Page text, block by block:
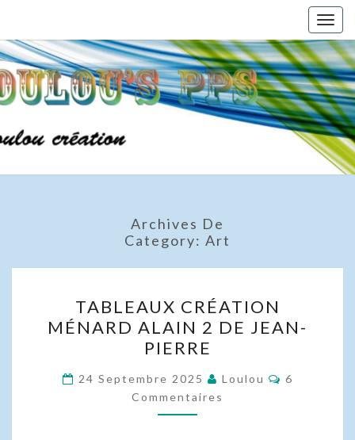
content
Archives De
Category: Art
CRÉATION
MÉNARD
ALAIN
2
DE
JEAN-
TABLEAUX CRÉATION
MÉNARD ALAIN 2 DE JEAN-
PIERRE
24 Septembre 2025 Loulou
6
Commentaires